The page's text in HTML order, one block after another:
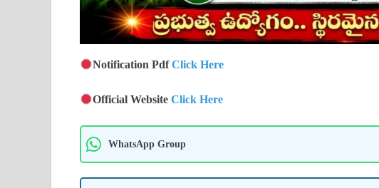
Notification PdfClick Here
Official WebsiteClick Here
WhatsApp Group